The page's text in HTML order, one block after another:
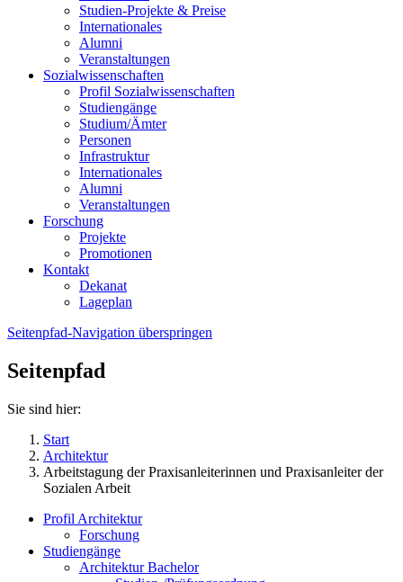
Studien-Projekte & Preise
Internationales
Alumni
Veranstaltungen
Sozialwissenschaften
Profil Sozialwissenschaften
Studiengänge
Studium/Ämter
Personen
Infrastruktur
Internationales
Alumni
Veranstaltungen
Forschung
Projekte
Promotionen
Kontakt
Dekanat
Lageplan
Seitenpfad-Navigation überspringen
Seitenpfad
Sie sind hier:
Start
Architektur
Arbeitstagung der Praxisanleiterinnen und Praxisanleiter der
Sozialen Arbeit
Profil Architektur
Forschung
Studiengänge
Architektur Bachelor